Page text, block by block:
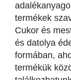
termékek
Cukor és
és datolya
formában,
termékük